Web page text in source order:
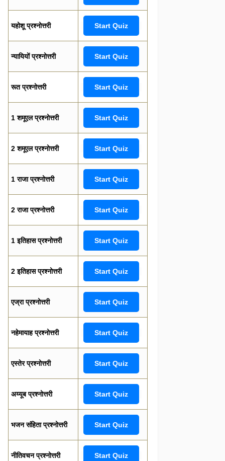
यहोशू प्रश्नोत्तरी Start Quiz
न्यायियों प्रश्नोत्तरी Start Quiz
रूत प्रश्नोत्तरी Start Quiz
1 शमूएल प्रश्नोत्तरी Start Quiz
2 शमूएल प्रश्नोत्तरी Start Quiz
1 राजा प्रश्नोत्तरी Start Quiz
2 राजा प्रश्नोत्तरी Start Quiz
1 इतिहास प्रश्नोत्तरी Start Quiz
2 इतिहास प्रश्नोत्तरी Start Quiz
एज्रा प्रश्नोत्तरी Start Quiz
नहेमायाह प्रश्नोत्तरी Start Quiz
एस्तेर प्रश्नोत्तरी Start Quiz
अय्यूब प्रश्नोत्तरी Start Quiz
भजन संहिता प्रश्नोत्तरी Start Quiz
नीतिवचन प्रश्नोत्तरी Start Quiz